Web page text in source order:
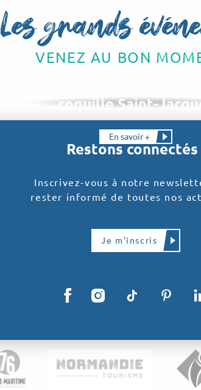
Les grands
VENEZ AU BON
coquille Saint-
En savoir +
Restons connectés
Inscrivez-vous à notre
rester informé de toutes nos
Je m'inscris